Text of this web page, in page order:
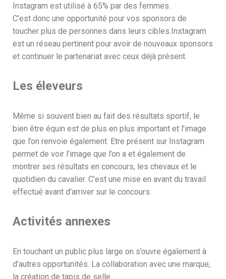
Instagram est utilisé à 65% par des femmes.
C’est donc une opportunité pour vos sponsors de
toucher plus de personnes dans leurs cibles.Instagram
est un réseau pertinent pour avoir de nouveaux sponsors
et continuer le partenariat avec ceux déjà présent.
Les éleveurs
Même si souvent bien au fait des résultats sportif, le
bien être équin est de plus en plus important et l’image
que l’on renvoie également. Etre présent sur Instagram
permet de voir l’image que l’on a et également de
montrer ses résultats en concours, les chevaux et le
quotidien du cavalier. C’est une mise en avant du travail
effectué avant d’arriver sur le concours.
Activités annexes
En touchant un public plus large on s’ouvre également à
d’autres opportunités. La collaboration avec une marque,
la création de tapis de selle…